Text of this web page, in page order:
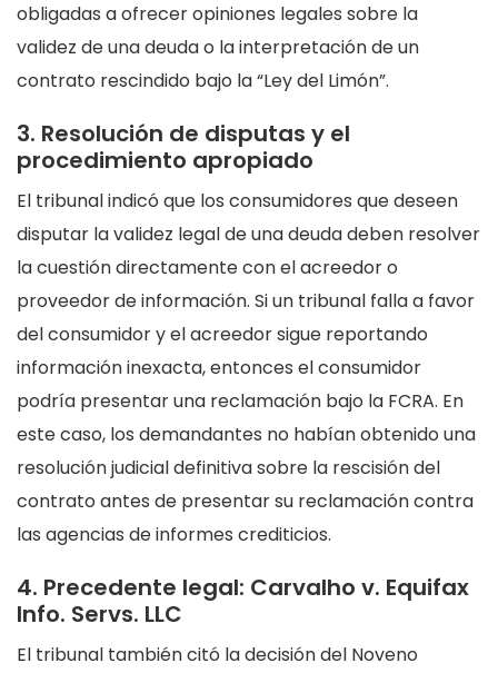
obligadas a ofrecer opiniones legales sobre la
validez de una deuda o la interpretación de un
contrato rescindido bajo la “Ley del Limón”.
3. Resolución de disputas y el
procedimiento apropiado
El tribunal indicó que los consumidores que deseen
disputar la validez legal de una deuda deben resolver
la cuestión directamente con el acreedor o
proveedor de información. Si un tribunal falla a favor
del consumidor y el acreedor sigue reportando
información inexacta, entonces el consumidor
podría presentar una reclamación bajo la FCRA. En
este caso, los demandantes no habían obtenido una
resolución judicial definitiva sobre la rescisión del
contrato antes de presentar su reclamación contra
las agencias de informes crediticios.
4. Precedente legal: Carvalho v. Equifax
Info. Servs. LLC
El tribunal también citó la decisión del Noveno